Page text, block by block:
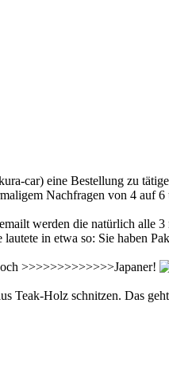
car) eine Bestellung zu
Nachfragen von 4 auf
werden die natürlich alle
in etwa so: Sie haben
>>>>>>>>>>>>>Japaner!
Holz schnitzen. Das